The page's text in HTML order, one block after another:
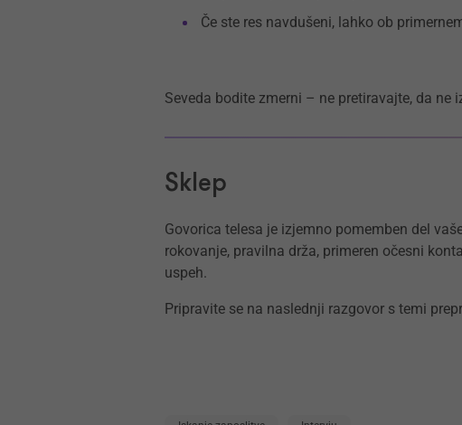
Če ste res navdušeni, lahko ob
Seveda bodite zmerni – ne pretiravajte, da ne
Sklep
Govorica telesa je izjemno pomemben del
rokovanje, pravilna drža, primeren očesni
uspeh.
Pripravite se na naslednji razgovor s temi